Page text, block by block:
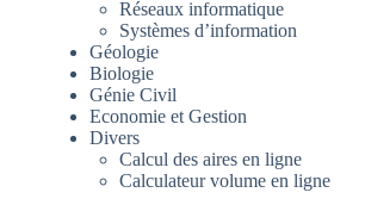
Réseaux informatique
Systèmes d’information
Géologie
Biologie
Génie Civil
Economie et Gestion
Divers
Calcul des aires en ligne
Calculateur volume en ligne